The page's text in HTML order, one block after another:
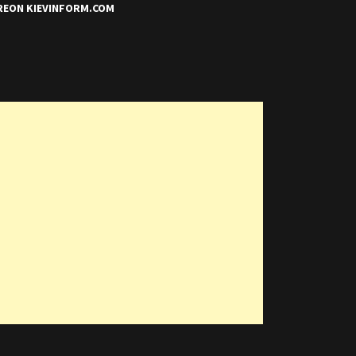
KIEVINFORM.COM